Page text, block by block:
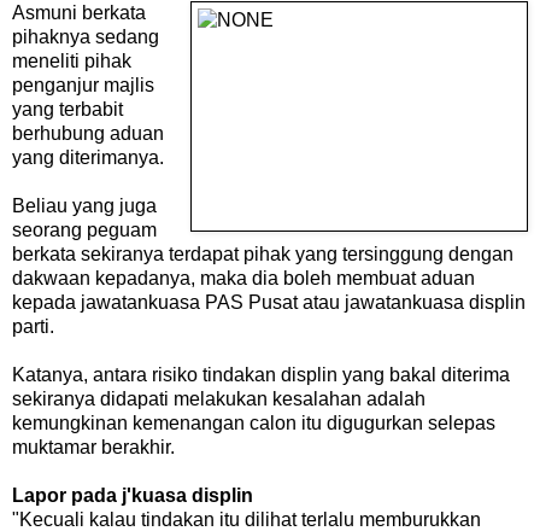
Asmuni berkata
pihaknya sedang
meneliti pihak
penganjur majlis
yang terbabit
berhubung aduan
yang diterimanya.
Beliau yang juga
seorang peguam
berkata sekiranya terdapat pihak yang tersinggung dengan
dakwaan kepadanya, maka dia boleh membuat aduan
kepada jawatankuasa PAS Pusat atau jawatankuasa displin
parti.
Katanya, antara risiko tindakan displin yang bakal diterima
sekiranya didapati melakukan kesalahan adalah
kemungkinan kemenangan calon itu digugurkan selepas
muktamar berakhir.
Lapor pada j'kuasa displin
"Kecuali kalau tindakan itu dilihat terlalu memburukkan